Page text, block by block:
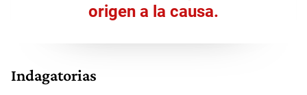
origen a la causa.
Indagatorias